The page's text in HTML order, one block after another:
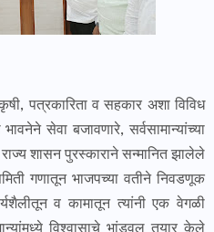
पत्रकारिता व सहकार अशा विविध
सेवा बजावणारे, सर्वसामान्यांच्या
शासन पुरस्काराने सन्मानित झालेले
गणातून भाजपच्या वतीने निवडणूक
व कामातून त्यांनी एक वेगळी